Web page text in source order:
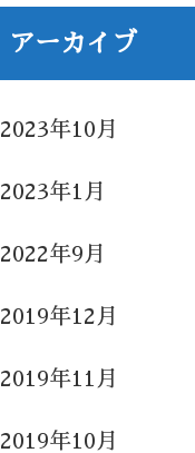
アーカイブ
2023年10月
2023年1月
2022年9月
2019年12月
2019年11月
2019年10月